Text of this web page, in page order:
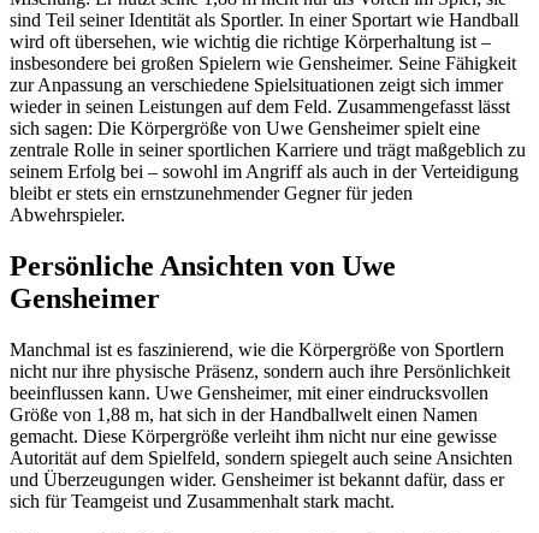
sind Teil seiner Identität als Sportler. In einer Sportart wie Handball
wird oft übersehen, wie wichtig die richtige Körperhaltung ist –
insbesondere bei großen Spielern wie Gensheimer. Seine Fähigkeit
zur Anpassung an verschiedene Spielsituationen zeigt sich immer
wieder in seinen Leistungen auf dem Feld. Zusammengefasst lässt
sich sagen: Die Körpergröße von Uwe Gensheimer spielt eine
zentrale Rolle in seiner sportlichen Karriere und trägt maßgeblich zu
seinem Erfolg bei – sowohl im Angriff als auch in der Verteidigung
bleibt er stets ein ernstzunehmender Gegner für jeden
Abwehrspieler.
Persönliche Ansichten von Uwe
Gensheimer
Manchmal ist es faszinierend, wie die Körpergröße von Sportlern
nicht nur ihre physische Präsenz, sondern auch ihre Persönlichkeit
beeinflussen kann. Uwe Gensheimer, mit einer eindrucksvollen
Größe von 1,88 m, hat sich in der Handballwelt einen Namen
gemacht. Diese Körpergröße verleiht ihm nicht nur eine gewisse
Autorität auf dem Spielfeld, sondern spiegelt auch seine Ansichten
und Überzeugungen wider. Gensheimer ist bekannt dafür, dass er
sich für Teamgeist und Zusammenhalt stark macht.